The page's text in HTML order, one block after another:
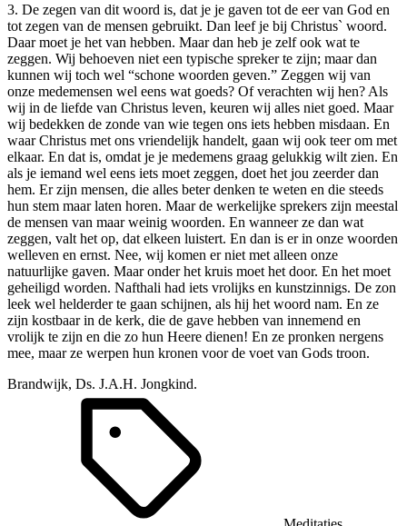
3. De zegen van dit woord is, dat je je gaven tot de eer van God en
tot zegen van de mensen gebruikt. Dan leef je bij Christus` woord.
Daar moet je het van hebben. Maar dan heb je zelf ook wat te
zeggen. Wij behoeven niet een typische spreker te zijn; maar dan
kunnen wij toch wel “schone woorden geven.” Zeggen wij van
onze medemensen wel eens wat goeds? Of verachten wij hen? Als
wij in de liefde van Christus leven, keuren wij alles niet goed. Maar
wij bedekken de zonde van wie tegen ons iets hebben misdaan. En
waar Christus met ons vriendelijk handelt, gaan wij ook teer om met
elkaar. En dat is, omdat je je medemens graag gelukkig wilt zien. En
als je iemand wel eens iets moet zeggen, doet het jou zeerder dan
hem. Er zijn mensen, die alles beter denken te weten en die steeds
hun stem maar laten horen. Maar de werkelijke sprekers zijn meestal
de mensen van maar weinig woorden. En wanneer ze dan wat
zeggen, valt het op, dat elkeen luistert. En dan is er in onze woorden
welleven en ernst. Nee, wij komen er niet met alleen onze
natuurlijke gaven. Maar onder het kruis moet het door. En het moet
geheiligd worden. Nafthali had iets vrolijks en kunstzinnigs. De zon
leek wel helderder te gaan schijnen, als hij het woord nam. En ze
zijn kostbaar in de kerk, die de gave hebben van innemend en
vrolijk te zijn en die zo hun Heere dienen! En ze pronken nergens
mee, maar ze werpen hun kronen voor de voet van Gods troon.
Brandwijk, Ds. J.A.H. Jongkind.